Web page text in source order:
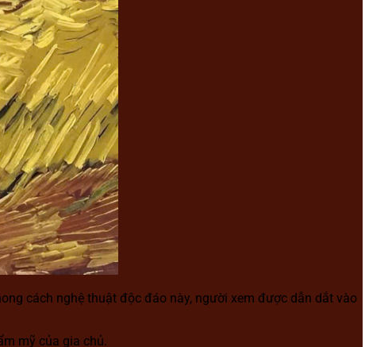
cách nghệ thuật độc đáo này, người xem được dẫn dắt vào
mỹ của gia chủ.